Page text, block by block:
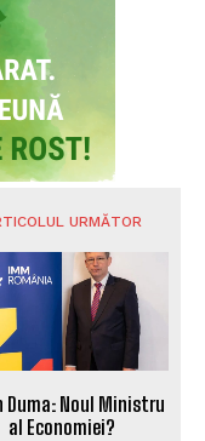
URMĂTOR
Duma: Noul Ministru
al Economiei?